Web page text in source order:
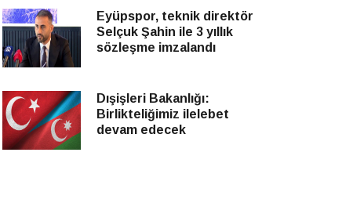
Eyüpspor, teknik direktör
Selçuk Şahin ile 3 yıllık
sözleşme imzalandı
Dışişleri Bakanlığı:
Birlikteliğimiz ilelebet
devam edecek